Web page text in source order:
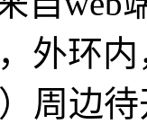
外环
周边